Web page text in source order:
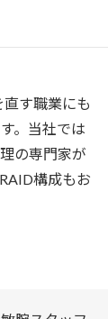
す職業にも
。当社では
の専門家が
構成もお